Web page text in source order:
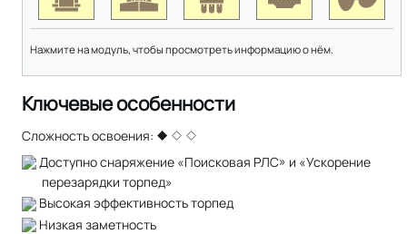
Нажмите на модуль, чтобы просмотреть информацию о нём.
Ключевые особенности
Сложность освоения:
Доступно снаряжение «Поисковая РЛС» и «Ускорение
перезарядки торпед»
Высокая эффективность торпед
Низкая заметность